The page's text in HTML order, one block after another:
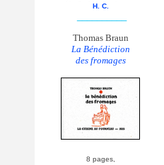
H. C.
Thomas Braun
La Bénédiction
des fromages
8 pages,